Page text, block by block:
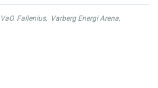
VaO. Fallenius, Varberg Energi Arena,